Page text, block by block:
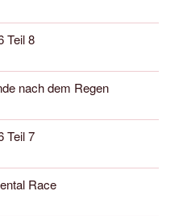
Teil 8
nach dem Regen
Teil 7
Race